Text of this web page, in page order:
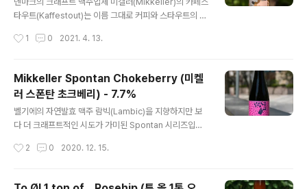
욀 데인저러슬리 클로즈 투 스투피드) - 9.3% - 2014.0
타우트(Kaffestout)는 이름 그대로 커피와 스타우트의 조
된 것을 보아 아메리카노가 아닌 라떼에 가까운 맛을 내려
군요. - 블로그에 리뷰된 미켈러(Mikkeller)의 맥주들 -
Mikkeller Big Worse (믹켈러 빅 워스) - 12.0% - 201
0.11.10 Mikkeller 黑 (믹켈러 흑) - 17.5% - 2010.12.2
0 Mikkeller Tomahawk Single Hop IPA (믹켈러 토
1 0 2021. 4. 13.
Mikkeller Spontan Chokeberry (미켈
러 스폰탄 초크베리) - 7.7%
벨기에의 자연발효 맥주 람빅(Lambic)을 지향하지만 보
다 더 크래프트적인 시도가 가미된 Spontan 시리즈입니
크베리(Chokeberry), 다른 말로는 '아로니아' 로 북아메
2 0 2020. 12. 15.